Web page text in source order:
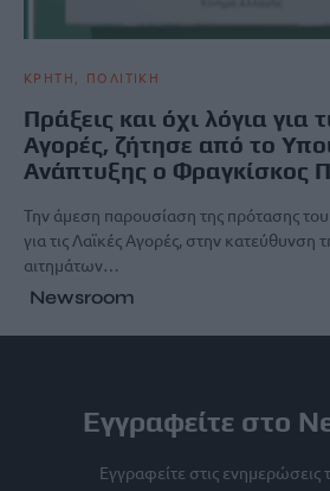
ΚΡΗΤΗ ΠΟΛΙΤΙΚΗ
Πράξεις και όχι λόγια για
Αγορές, ζήτησε από το
Ανάπτυξης ο Φραγκίσκος
Την άμεση παρουσίαση της πρότασης
για τις Λαϊκές Αγορές, στην κατεύθυνση
αιτημάτων…
Newsroom
Εγγραφείτε στο
Εγγραφείτε στις